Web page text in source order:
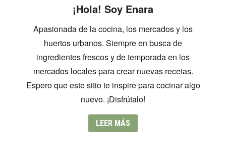
¡Hola! Soy Enara
Apasionada de la cocina, los mercados y los
huertos urbanos. Siempre en busca de
ingredientes frescos y de temporada en los
mercados locales para crear nuevas recetas.
Espero que este sitio te inspire para cocinar algo
nuevo. ¡Disfrútalo!
LEER MÁS